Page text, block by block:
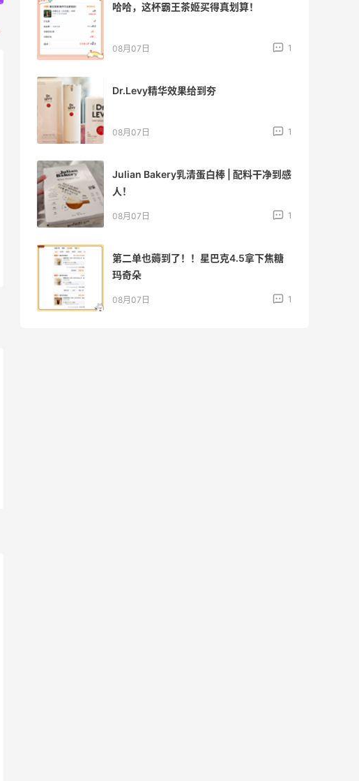
哈哈，这杯霸王茶姬买得真划算！
08月07日 1
Dr.Levy精华效果给到夯
08月07日 1
Julian Bakery乳清蛋白棒 | 配料干净到感
人！
08月07日 1
第二单也薅到了！！星巴克4.5拿下焦糖
玛奇朵
08月07日 1